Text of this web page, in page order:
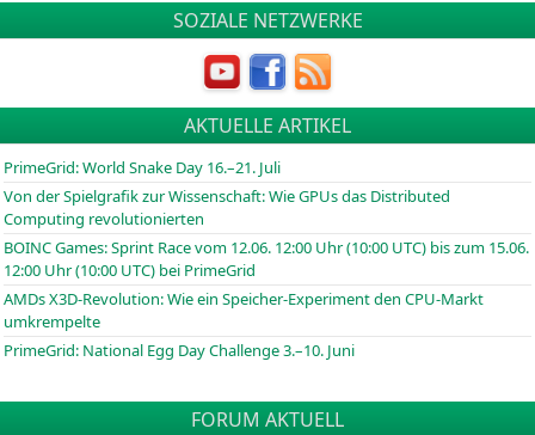
SOZIALE NETZWERKE
AKTUELLE ARTIKEL
PrimeGrid: World Snake Day 16.–21. Juli
Von der Spielgrafik zur Wissenschaft: Wie GPUs das Distributed
Computing revolutionierten
BOINCGames: Sprint Race vom 12.06. 12:00 Uhr (10:00 UTC) bis zum 15.06.
12:00 Uhr (10:00 UTC) bei PrimeGrid
AMDs X3D-Revolution: Wie ein Speicher-Experiment den CPU-Markt
umkrempelte
PrimeGrid: National Egg Day Challenge 3.–10. Juni
FORUM AKTUELL